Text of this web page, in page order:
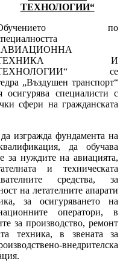
ТЕХНОЛОГИИ“
по
И
се
„Въздушен транспорт“
специалисти с
сфери на гражданската
изгражда фундамента на
да обучава
за нуждите на авиацията,
и техническата
средства, за
на летателните апарати
за осигуряването на
оператори, в
за производство, ремонт
техника, в звената за
внедрителска